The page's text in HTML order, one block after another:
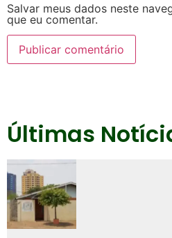
Salvar meus dados neste
que eu comentar.
Últimas